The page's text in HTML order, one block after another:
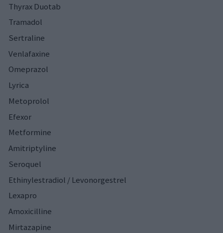
Thyrax Duotab
Tramadol
Sertraline
Venlafaxine
Omeprazol
Lyrica
Metoprolol
Efexor
Metformine
Amitriptyline
Seroquel
Ethinylestradiol / Levonorgestrel
Lexapro
Amoxicilline
Mirtazapine